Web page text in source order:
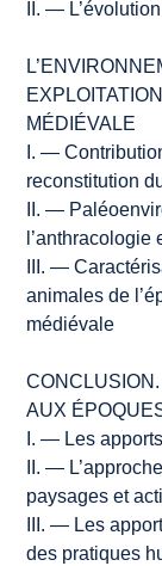
II. —
MÉDIÉVALE
I. —
reconstitution
II. —
III. —
animales de
médiévale
AUX
I. — Les
II. —
paysages et
III. — Les
des pratiques